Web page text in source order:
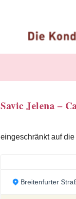
Savic Jelena –
eingeschränkt auf
Breitenfurter